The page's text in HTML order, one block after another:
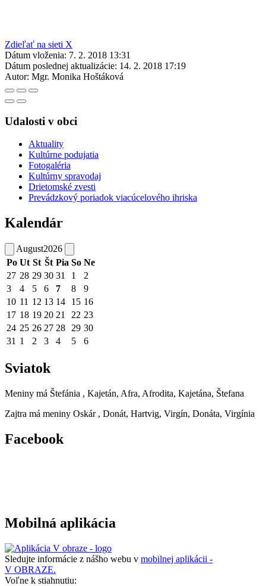
Zdieľať na sieti X
Dátum vloženia: 7. 2. 2018 13:31
Dátum poslednej aktualizácie: 14. 2. 2018 17:19
Autor: Mgr. Monika Hoštáková
Udalosti v obci
Aktuality
Kultúrne podujatia
Fotogaléria
Kultúrny spravodaj
Drietomské zvesti
Prevádzkový poriadok viacúcelového ihriska
Kalendár
August2026
Po Ut St Št Pia So Ne
27 28 29 30 31 1
2
3
4 5 6 7 8
9
10 11 12 13 14 15 16
17 18 19 20 21 22 23
24 25 26 27 28 29 30
31 1 2 3 4 5 6
Sviatok
Meniny má Štefánia , Kajetán, Afra, Afrodita, Kajetána, Štefana
Zajtra má meniny Oskár , Donát, Hartvig, Virgín, Donáta, Virgínia
Facebook
Mobilná aplikácia
Sledujte informácie z nášho webu v mobilnej aplikácii -
V OBRAZE.
Voľne k stiahnutiu: